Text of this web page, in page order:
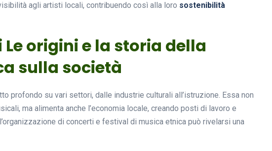
agli artisti locali, contribuendo così alla loro sostenibilità
origini e la storia della
sulla società
profondo su vari settori, dalle industrie culturali all’istruzione. Essa non
ma alimenta anche l’economia locale, creando posti di lavoro e
di concerti e festival di musica etnica può rivelarsi una